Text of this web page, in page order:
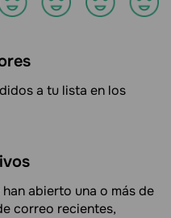
a tu lista en los
abierto una o más de
correo recientes,